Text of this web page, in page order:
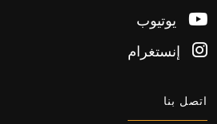
يوتيوب
إنستغرام
اتصل بنا